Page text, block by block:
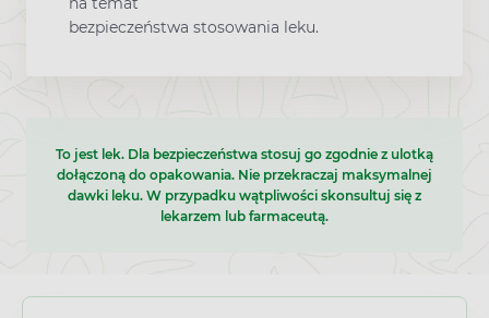
bezpieczeństwa stosowania leku.
To jest lek. Dla bezpieczeństwa stosuj go zgodnie z ulotką
dołączoną do opakowania. Nie przekraczaj maksymalnej
dawki leku. W przypadku wątpliwości skonsultuj się z
lekarzem lub farmaceutą.